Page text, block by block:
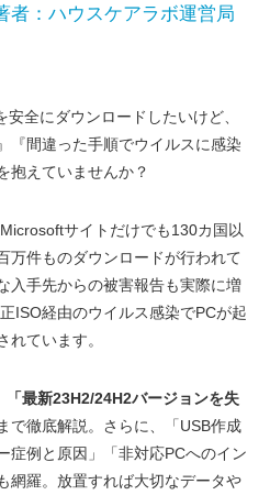
者：ハウスケアラボ運営局
安全にダウンロードしたいけど、
『間違った手順でウイルスに感染
抱えていませんか？
サイトだけでも130カ国以
万件ものダウンロードが行われて
入手先からの被害報告も実際に増
ISO経由のウイルス感染でPCが起
れています。
「最新23H2/24H2バージョンを失
まで徹底解説。さらに、「USB作成
症例と原因」「非対応PCへのイン
網羅。放置すれば大切なデータや